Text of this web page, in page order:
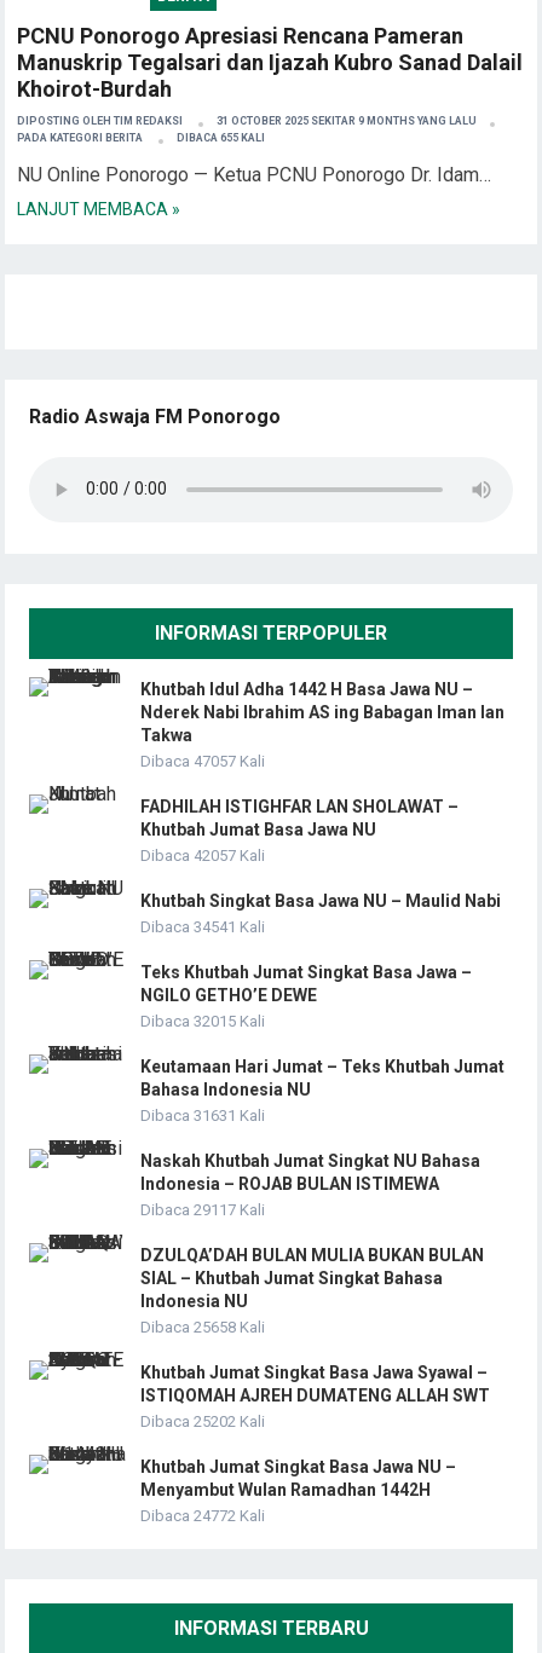
PCNU Ponorogo Apresiasi Rencana Pameran
Manuskrip Tegalsari dan Ijazah Kubro Sanad Dalail
Khoirot-Burdah
DIPOSTING OLEHTIM REDAKSI
31 OCTOBER 2025 SEKITAR 9 MONTHS YANG LALU
PADA KATEGORI
BERITA DIBACA 655 KALI
NU Online Ponorogo — Ketua PCNU Ponorogo Dr. Idam…
LANJUT MEMBACA »
Radio Aswaja FM Ponorogo
INFORMASI TERPOPULER
Khutbah Idul Adha 1442 H Basa Jawa NU –
Nderek Nabi Ibrahim AS ing Babagan Iman lan
Takwa
Dibaca 47057 Kali
FADHILAH ISTIGHFAR LAN SHOLAWAT –
Khutbah Jumat Basa Jawa NU
Dibaca 42057 Kali
Khutbah Singkat Basa Jawa NU – Maulid Nabi
Dibaca 34541 Kali
Teks Khutbah Jumat Singkat Basa Jawa –
NGILO GETHO’E DEWE
Dibaca 32015 Kali
Keutamaan Hari Jumat – Teks Khutbah Jumat
Bahasa Indonesia NU
Dibaca 31631 Kali
Naskah Khutbah Jumat Singkat NU Bahasa
Indonesia – ROJAB BULAN ISTIMEWA
Dibaca 29117 Kali
DZULQA’DAH BULAN MULIA BUKAN BULAN
SIAL – Khutbah Jumat Singkat Bahasa
Indonesia NU
Dibaca 25658 Kali
Khutbah Jumat Singkat Basa Jawa Syawal –
ISTIQOMAH AJREH DUMATENG ALLAH SWT
Dibaca 25202 Kali
Khutbah Jumat Singkat Basa Jawa NU –
Menyambut Wulan Ramadhan 1442H
Dibaca 24772 Kali
INFORMASI TERBARU